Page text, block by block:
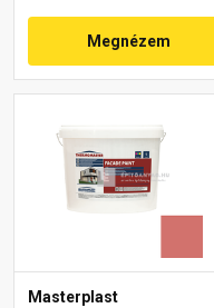
Megnézem
Masterplast